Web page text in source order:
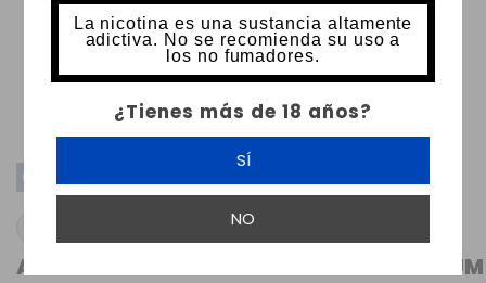
La nicotina es una sustancia altamente
adictiva. No se recomienda su uso a
los no fumadores.
¿Tienes más de 18 años?
SÍ
NO
LONGFILL
AROMA COOKIE SUPRA RESERVE PLATINUM